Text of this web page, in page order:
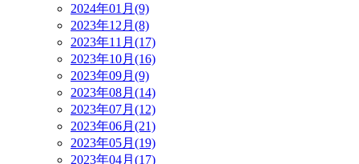
2024年01月(9)
2023年12月(8)
2023年11月(17)
2023年10月(16)
2023年09月(9)
2023年08月(14)
2023年07月(12)
2023年06月(21)
2023年05月(19)
2023年04月(17)